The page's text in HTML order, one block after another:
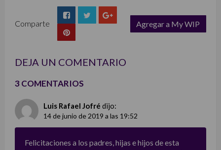
Comparte
Agregar a My WIP
DEJA UN COMENTARIO
3 COMENTARIOS
Luis Rafael Jofré dijo:
14 de junio de 2019 a las 19:52
Felicitaciones a los padres, hijas e hijos de esta